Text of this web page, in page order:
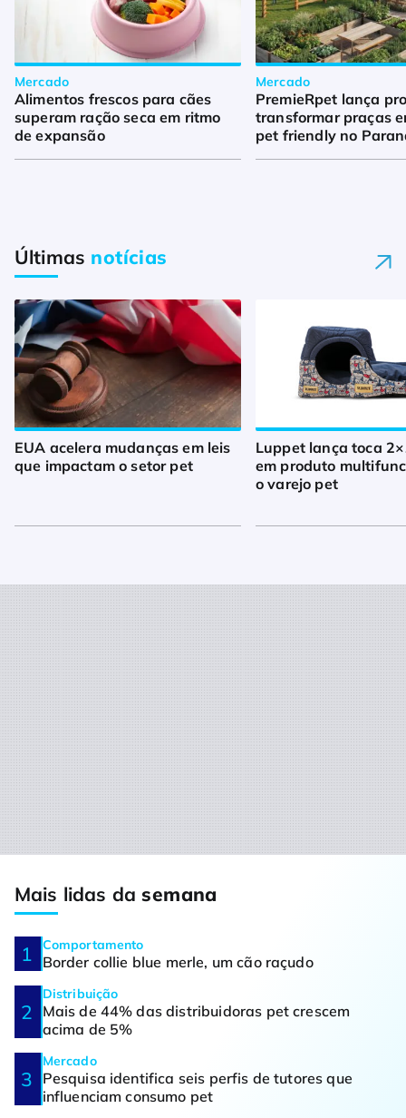
Mercado
Alimentos frescos para cães
superam ração seca em ritmo
de expansão
Mercado
PremieRpet lança
transformar praças
pet friendly no
Últimas notícias
EUA acelera mudanças em leis
que impactam o setor pet
Luppet lança toca
em produto
o varejo pet
Mais lidas dasemana
Comportamento
Border collie blue merle, um cão raçudo
Distribuição
Mais de 44% das distribuidoras pet crescem
acima de 5%
Mercado
Pesquisa identifica seis perfis de tutores que
influenciam consumo pet